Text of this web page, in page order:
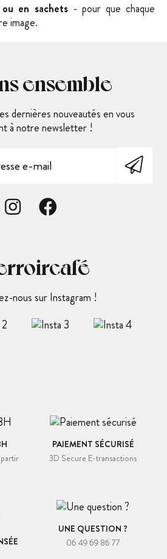
en sachets- pour que chaque
image.
ensemble
dernières nouveautés en vous
à notre newsletter !
nous sur Instagram !
PAIEMENT SÉCURISÉ
3D Secure E-transactions
UNE QUESTION ?
06 49 69 86 77